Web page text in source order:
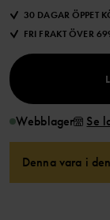
30 DAGAR ÖPPET
FRI FRAKT ÖVER
Webblager Se
Denna vara i